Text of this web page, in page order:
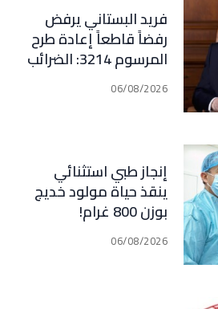
فريد البستاني يرفض
رفضاً قاطعاً إعادة طرح
المرسوم 3214: الضرائب
الجديدة تعرقل التعافي
الاقتصادي وتناقض
06/08/2026
إنجاز طبي استثنائي
ينقذ حياة مولود خديج
بوزن 800 غرام!
06/08/2026